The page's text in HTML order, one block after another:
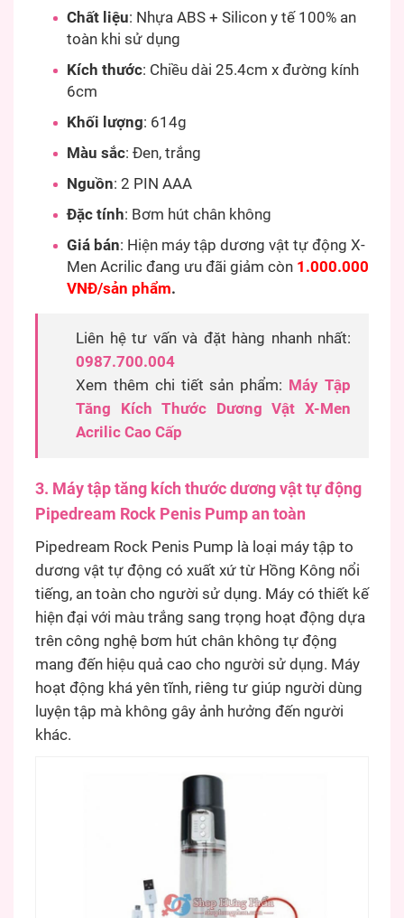
Chất liệu: Nhựa ABS + Silicon y tế 100% an
toàn khi sử dụng
Kích thước: Chiều dài 25.4cm x đường kính
6cm
Khối lượng: 614g
Màu sắc: Đen, trắng
Nguồn: 2 PIN AAA
Đặc tính: Bơm hút chân không
Giá bán: Hiện máy tập dương vật tự động X-
Men Acrilic đang ưu đãi giảm còn 1.000.000
VNĐ/sản phẩm.
Liên hệ tư vấn và đặt hàng nhanh nhất:
0987.700.004
Xem thêm chi tiết sản phẩm: Máy Tập
Tăng Kích Thước Dương Vật X-Men
Acrilic Cao Cấp
3. Máy tập tăng kích thước dương vật tự động
Pipedream Rock Penis Pump an toàn
Pipedream Rock Penis Pump là loại máy tập to
dương vật tự động có xuất xứ từ Hồng Kông nổi
tiếng, an toàn cho người sử dụng. Máy có thiết kế
hiện đại với màu trắng sang trọng hoạt động dựa
trên công nghệ bơm hút chân không tự động
mang đến hiệu quả cao cho người sử dụng. Máy
hoạt động khá yên tĩnh, riêng tư giúp người dùng
luyện tập mà không gây ảnh hưởng đến người
khác.